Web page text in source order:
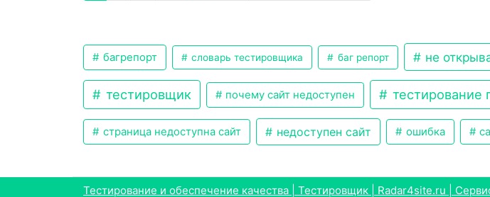
багрепорт словарь тестировщика баг репорт не
тестировщик почему сайт недоступен тестирование
страница недоступна сайт недоступен сайт ошибка
Тестирование и обеспечение качества | Тестировщик | Radar4site.ru |